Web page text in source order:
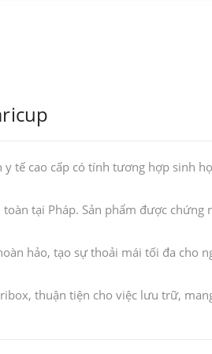
tế cao cấp có tính tương hợp sinh
tại Pháp. Sản phẩm được chứng
hảo, tạo sự thoải mái tối đa cho
thuận tiện cho việc lưu trữ,